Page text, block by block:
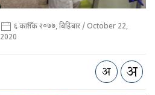
६ कार्तिक २०७७, बिहिबार / October 22,
2020